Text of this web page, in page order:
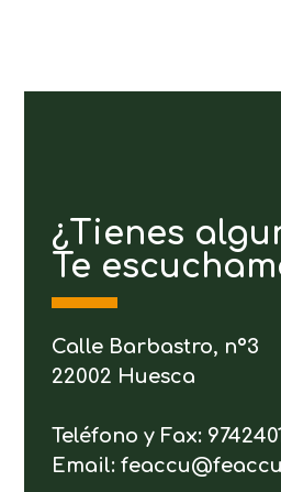
¿Tienes
Te
Calle Barbastro, nº3
22002 Huesca
Teléfono y Fax:
Email: